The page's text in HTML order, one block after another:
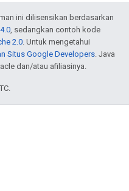
ini dilisensikan berdasarkan
, sedangkan contoh kode
2.0. Untuk mengetahui
Situs Google Developers. Java
dan/atau afiliasinya.